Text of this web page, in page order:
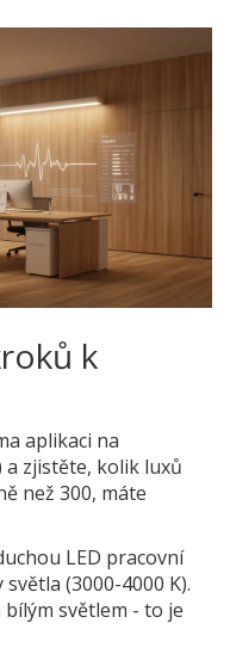
k
aplikaci na
zjistěte, kolik luxů
než 300, máte
LED pracovní
(3000-4000 K).
světlem - to je